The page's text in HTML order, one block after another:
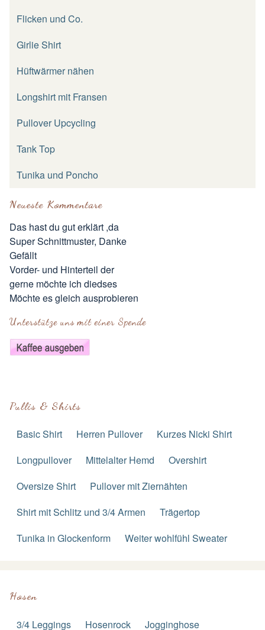
Flicken und Co.
Girlie Shirt
Hüftwärmer nähen
Longshirt mit Fransen
Pullover Upcycling
Tank Top
Tunika und Poncho
Neueste Kommentare
Das hast du gut erklärt ,da
Super Schnittmuster, Danke
Gefällt
Vorder- und Hinterteil der
gerne möchte ich diedses
Möchte es gleich ausprobieren
Unterstütze uns mit einer Spende
Pullis & Shirts
Basic Shirt Herren Pullover
Kurzes Nicki Shirt
Longpullover
Mittelalter Hemd
Overshirt
Oversize Shirt
Pullover mit Ziernähten
Shirt mit Schlitz und 3/4 Armen
Trägertop
Tunika in Glockenform
Weiter wohlfühl Sweater
Hosen
3/4 Leggings Hosenrock
Jogginghose